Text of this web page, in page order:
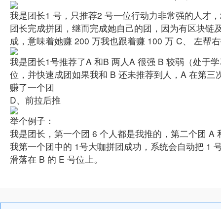
我是团长1 号，只推荐2 号一位行动力非常强的人才
团长完成拼团，继而完成她自己的团，因为有区块
成，意味着她赚 200 万我也跟着赚 100 万 C、 左帮
我是团长1号推荐了A 和B 两人A 很强 B 较弱（处于
位，并快速成团如果我和 B 还未推荐到人，A 在第
赚了一个团
D、前拉后推
举个例子：
我是团长，第一个团 6 个人都是我推的，第二个团
我第一个团中的 1号大咖拼团成功，系统会自动把 1
滑落在 B 的 E 号位上。